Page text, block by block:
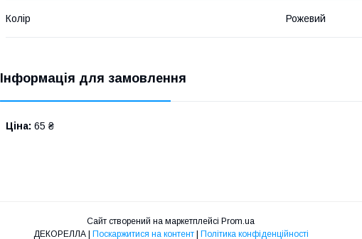
Колір Рожевий
Інформація для замовлення
Ціна: 65 ₴
Сайт створений на маркетплейсі Prom.ua
ДЕКОРЕЛЛА | Поскаржитися на контент | Політика конфіденційності